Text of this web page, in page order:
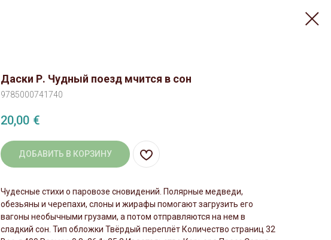
Даски Р. Чудный поезд мчится в сон
9785000741740
20,00 €
ДОБАВИТЬ В КОРЗИНУ
Чудесные стихи о паровозе сновидений. Полярные медведи,
обезьяны и черепахи, слоны и жирафы помогают загрузить его
вагоны необычными грузами, а потом отправляются на нем в
сладкий сон. Тип обложки Твёрдый переплёт Количество страниц 32